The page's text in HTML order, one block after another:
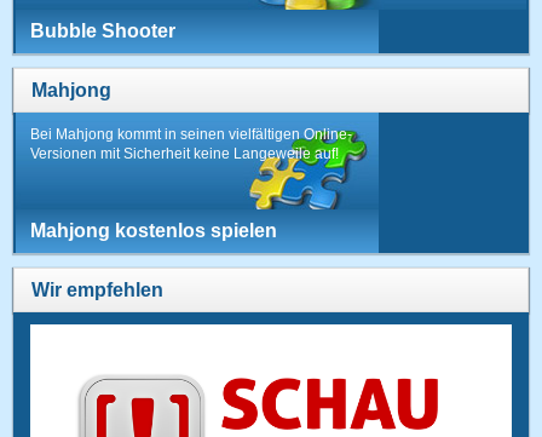
Bubble Shooter
Mahjong
Bei Mahjong kommt in seinen vielfältigen Online-
Versionen mit Sicherheit keine Langeweile auf!
Mahjong kostenlos spielen
Wir empfehlen